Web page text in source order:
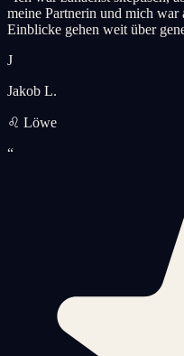
meine Partnerin und mich
Einblicke gehen weit über
J
Jakob L.
♌ Löwe
“